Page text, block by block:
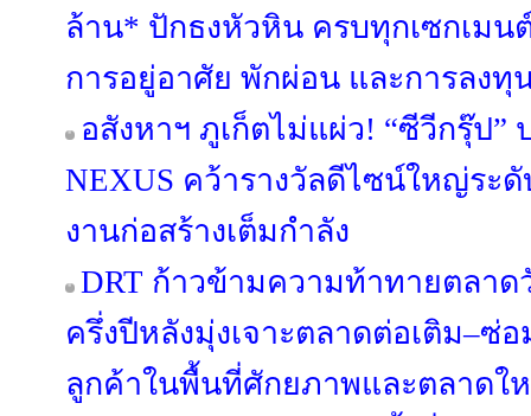
ล้าน* ปักธงหัวหิน ครบทุกเซกเมน
การอยู่อาศัย พักผ่อน และการลงทุ
อสังหาฯ ภูเก็ตไม่แผ่ว! “ซีวีกรุ๊ป”
NEXUS คว้ารางวัลดีไซน์ใหญ่ระ
งานก่อสร้างเต็มกำลัง
DRT ก้าวข้ามความท้าทายตลาด
ครึ่งปีหลังมุ่งเจาะตลาดต่อเติม–ซ่
ลูกค้าในพื้นที่ศักยภาพและตลาดใ